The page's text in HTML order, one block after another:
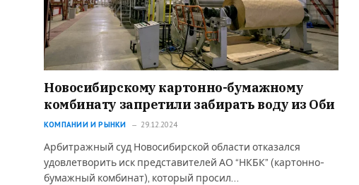
Новосибирскому картонно-бумажному
комбинату запретили забирать воду из Оби
КОМПАНИИ И РЫНКИ 29.12.2024
Арбитражный суд Новосибирской области отказался
удовлетворить иск представителей АО “НКБК” (картонно-
бумажный комбинат), который просил…